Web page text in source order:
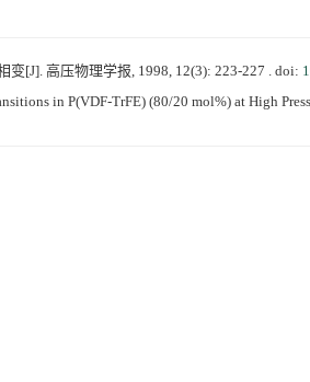
变[J]. 高压物理学报, 1998, 12(3): 223-227 . doi:
in P(VDF-TrFE) (80/20 mol%) at High